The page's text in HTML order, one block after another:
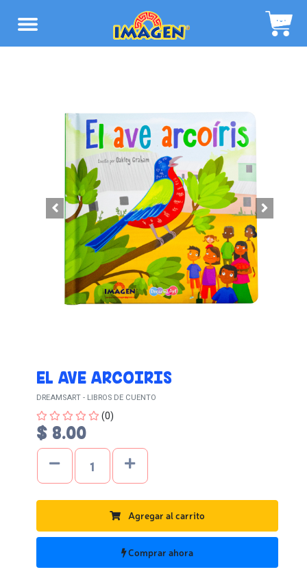
EL AVE ARCOIRIS
DREAMSART - LIBROS DE CUENTO
Four out of Five Stars
(0)
$ 8.00
Agregar al carrito
Comprar ahora